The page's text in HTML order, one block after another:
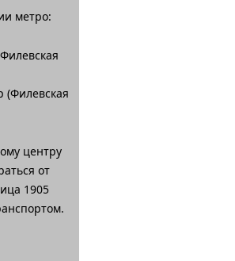
метро:
(Филевская
центру
от
1905